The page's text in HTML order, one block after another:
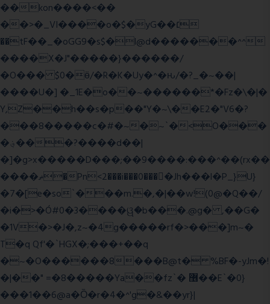
��kon����<��
��>�_VI����o�$�yG��׆
��tF��_�oGG9�s$�l@d�������^^
����X�J"�����}������/
�O��� $0�ӫ/�R�K�Uy�^�ԋ/�?_�~��|
����U�] �_1E�o��~������*�Fz�\�|�
Y,Z��h��s�p��"Y�~\��E2�"V6�?
���8�����c�#�~�~`�<O���
�؋���?����d��|
�]�g>x�����D���;��9����:���^��(rx��
����ޡ�Pn<2���i���0���𩆿�Jh���l�P_}U}
�7�[e�so`���m.�,�|��w!(0@�Q��/
�i�>�Ó#0�3����ୱ�b���.@g� ,��G�
�1V�>�J�,z~�4g�����rf�>���]m~�
T�q Qf'�`HGX�;���+��q
�~�O������8���B@t� %BF�-yJm�!
�|��" =�8�����Ya��fz`� ޶��E`�0}
���1��6@a�Ȍ�r�4�^'g�&��yr}|